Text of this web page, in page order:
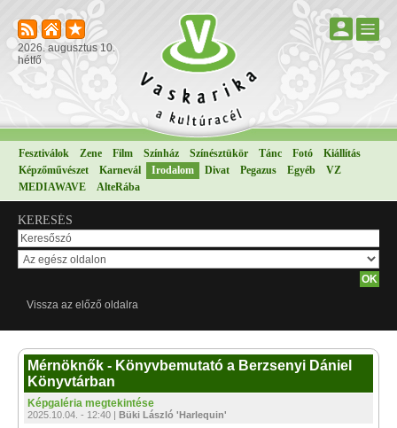
2026. augusztus 10.
hétfő
Fesztiválok Zene Film Színház Színésztükör Tánc Fotó
Kiállítás
Képzőművészet
Karnevál Irodalom Divat Pegazus Egyéb
VZ
MEDIAWAVE
AlteRába
KERESÉS
Vissza az előző oldalra
Mérnöknők - Könyvbemutató a Berzsenyi Dániel
Könyvtárban
Képgaléria megtekintése
2025.10.04. - 12:40 | Büki László 'Harlequin'